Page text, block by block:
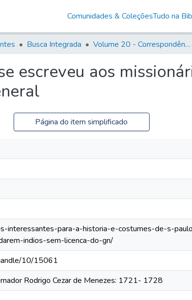
Comunidades & ColeçõesTudo na
Busca Integrada Volume 20 - Correspondência interna do Governador Rodrigo Cezar de Menezes: 1721- 1728
escreveu aos
Página do item simplificado
interessantes-para-a-historia-e-costumes-de-s-
indios-sem-licenca-do-gn/
10/15061
Rodrigo Cezar de Menezes: 1721- 1728